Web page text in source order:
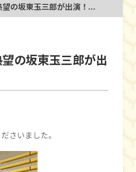
の坂東玉三郎が出演！...
の坂東玉三郎が出
さいました。